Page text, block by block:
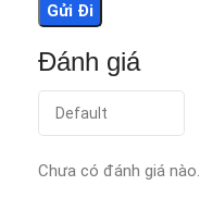
Đánh giá
Chưa có đánh giá nào.